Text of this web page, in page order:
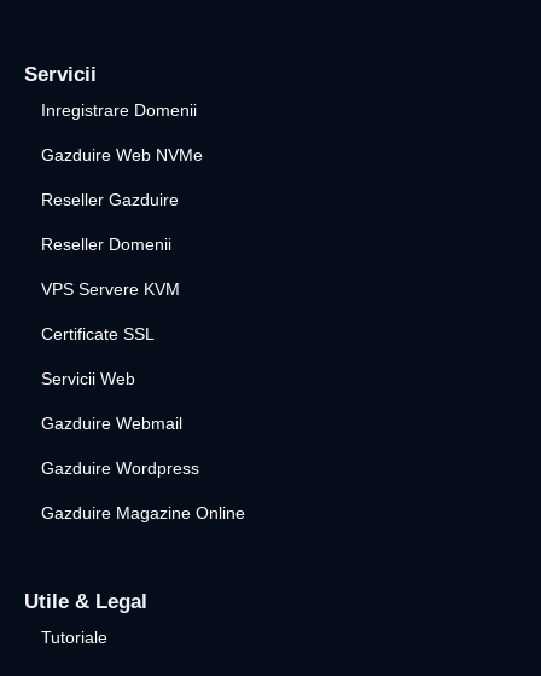
Servicii
Inregistrare Domenii
Gazduire Web NVMe
Reseller Gazduire
Reseller Domenii
VPS Servere KVM
Certificate SSL
Servicii Web
Gazduire Webmail
Gazduire Wordpress
Gazduire Magazine Online
Utile & Legal
Tutoriale